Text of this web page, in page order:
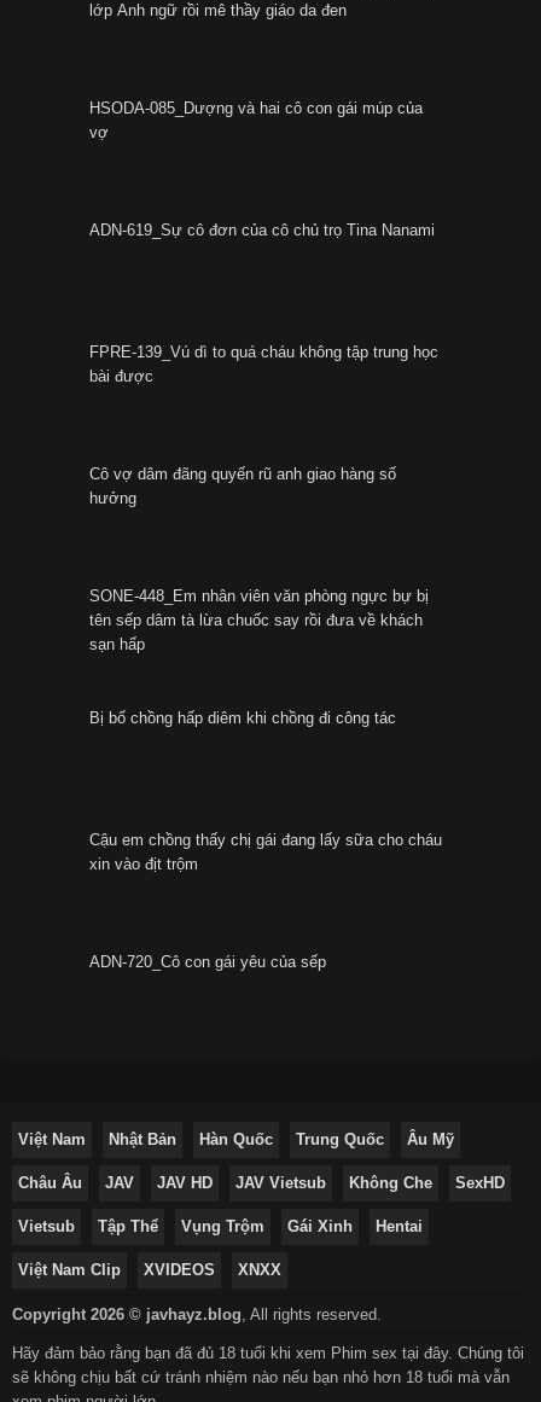
lớp Anh ngữ rồi mê thầy giáo da đen
HSODA-085_Dượng và hai cô con gái múp của
vợ
ADN-619_Sự cô đơn của cô chủ trọ Tina Nanami
FPRE-139_Vú dì to quá cháu không tập trung học
bài được
Cô vợ dâm đãng quyến rũ anh giao hàng số
hưởng
SONE-448_Em nhân viên văn phòng ngực bự bị
tên sếp dâm tà lừa chuốc say rồi đưa về khách
sạn hấp
Bị bố chồng hấp diêm khi chồng đi công tác
Cậu em chồng thấy chị gái đang lấy sữa cho cháu
xin vào địt trộm
ADN-720_Cô con gái yêu của sếp
Việt Nam Nhật Bản Hàn Quốc Trung Quốc Âu Mỹ
Châu Âu JAV JAV HD JAV Vietsub Không Che SexHD
Vietsub Tập Thể Vụng Trộm Gái Xinh Hentai
Việt Nam Clip XVIDEOS XNXX
Copyright 2026 © javhayz.blog, All rights reserved.
Hãy đảm bảo rằng bạn đã đủ 18 tuổi khi xem Phim sex tại đây. Chúng tôi
sẽ không chịu bất cứ tránh nhiệm nào nếu bạn nhỏ hơn 18 tuổi mà vẫn